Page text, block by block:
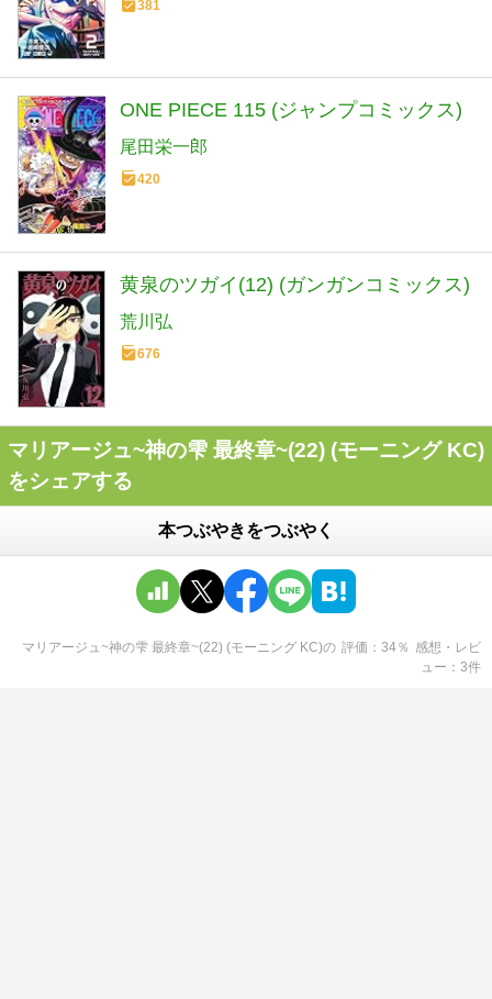
381
ONE PIECE 115 (ジャンプコミックス)
尾田栄一郎
420
黄泉のツガイ(12) (ガンガンコミックス)
荒川弘
676
マリアージュ~神の雫 最終章~(22) (モーニング KC)
をシェアする
本つぶやきをつぶやく
マリアージュ~神の雫 最終章~(22) (モーニング KC)の 評価 34％ 感想・レビ
ュー
3件